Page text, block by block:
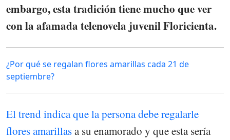
embargo, esta tradición tiene mucho que ver
con la afamada telenovela juvenil Floricienta.
¿Por qué se regalan flores amarillas cada 21 de
septiembre?
El trend indica que la persona debe regalarle
flores amarillasa su enamorado y que esta sería